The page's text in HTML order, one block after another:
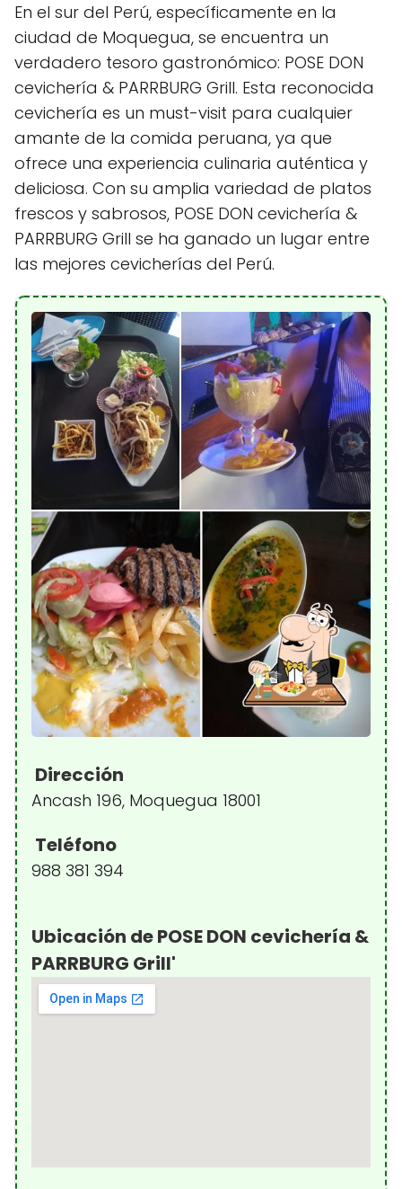
En el sur del Perú, específicamente en la
ciudad de Moquegua, se encuentra un
verdadero tesoro gastronómico: POSE DON
cevichería & PARRBURG Grill. Esta reconocida
cevichería es un must-visit para cualquier
amante de la comida peruana, ya que
ofrece una experiencia culinaria auténtica y
deliciosa. Con su amplia variedad de platos
frescos y sabrosos, POSE DON cevichería &
PARRBURG Grill se ha ganado un lugar entre
las mejores cevicherías del Perú.
Dirección
Ancash 196, Moquegua 18001
Teléfono
988 381 394
Ubicación de POSE DON cevichería &
PARRBURG Grill'